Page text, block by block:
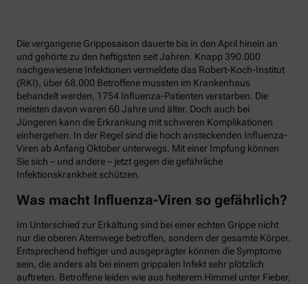
Die vergangene Grippesaison dauerte bis in den April hinein an
und gehörte zu den heftigsten seit Jahren. Knapp 390.000
nachgewiesene Infektionen vermeldete das Robert-Koch-Institut
(RKI), über 68.000 Betroffene mussten im Krankenhaus
behandelt werden, 1754 Influenza-Patienten verstarben. Die
meisten davon waren 60 Jahre und älter. Doch auch bei
Jüngeren kann die Erkrankung mit schweren Komplikationen
einhergehen. In der Regel sind die hoch ansteckenden Influenza-
Viren ab Anfang Oktober unterwegs. Mit einer Impfung können
Sie sich – und andere – jetzt gegen die gefährliche
Infektionskrankheit schützen.
Was macht Influenza-Viren so gefährlich?
Im Unterschied zur Erkältung sind bei einer echten Grippe nicht
nur die oberen Atemwege betroffen, sondern der gesamte Körper.
Entsprechend heftiger und ausgeprägter können die Symptome
sein, die anders als bei einem grippalen Infekt sehr plötzlich
auftreten. Betroffene leiden wie aus heiterem Himmel unter Fieber,